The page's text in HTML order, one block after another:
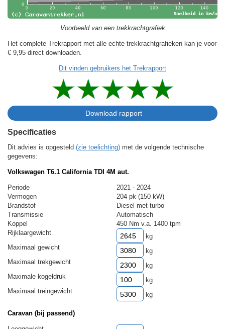
Voorbeeld van een trekkrachtgrafiek
Het complete Trekrapport met alle echte trekkrachtgrafieken kan je voor
€ 9,95 direct downloaden.
Dit vinden gebruikers het Trekrapport
Specificaties
Dit advies is opgesteld (zie toelichting) met de volgende technische
gegevens:
Volkswagen T6.1 California TDI 4M aut.
Periode
2021 - 2024
Vermogen
204 pk (150 kW)
Brandstof
Diesel met turbo
Transmissie
Automatisch
Koppel
450 Nm v.a. 1400 tpm
Rijklaargewicht
kg
Maximaal gewicht
kg
Maximaal trekgewicht
kg
Maximale kogeldruk
kg
Maximaal treingewicht
kg
Caravan (bij passend)